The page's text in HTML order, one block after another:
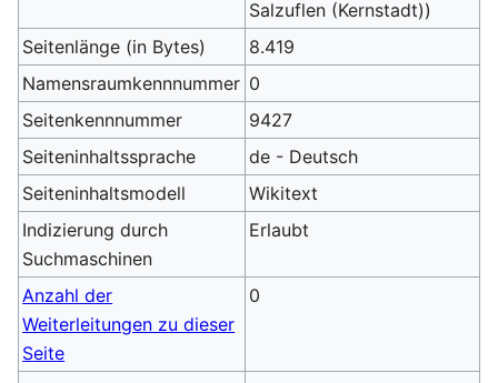
Salzuflen (Kernstadt))
Seitenlänge (in Bytes)
8.419
Namensraumkennnummer 0
Seitenkennnummer
9427
Seiteninhaltssprache
de - Deutsch
Seiteninhaltsmodell
Wikitext
Indizierung durch
Suchmaschinen
Erlaubt
Anzahl der
Weiterleitungen zu dieser
Seite
0